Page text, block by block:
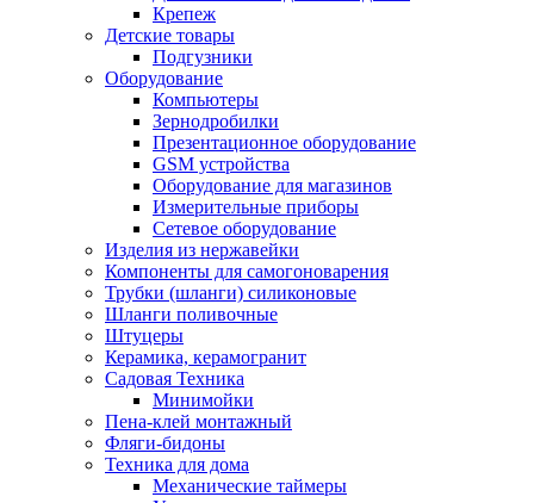
Крепеж
Детские товары
Подгузники
Оборудование
Компьютеры
Зернодробилки
Презентационное оборудование
GSM устройства
Оборудование для магазинов
Измерительные приборы
Сетевое оборудование
Изделия из нержавейки
Компоненты для самогоноварения
Трубки (шланги) силиконовые
Шланги поливочные
Штуцеры
Керамика, керамогранит
Садовая Техника
Минимойки
Пена-клей монтажный
Фляги-бидоны
Техника для дома
Механические таймеры